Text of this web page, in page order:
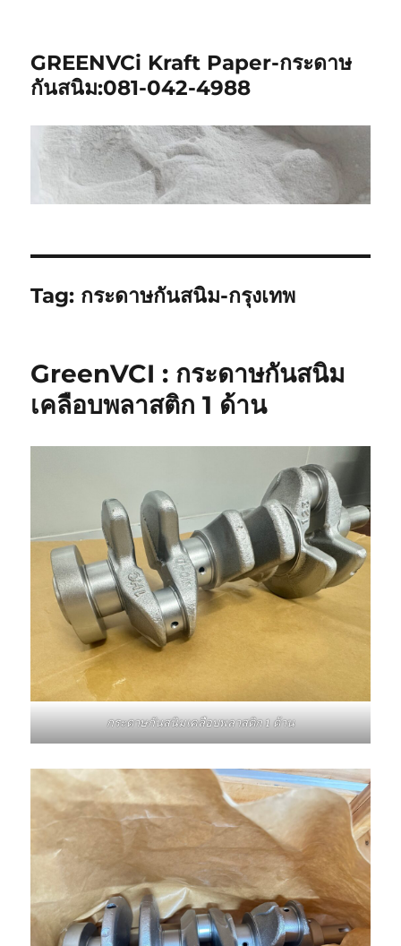
GREENVCi Kraft Paper-กระดาษ
กันสนิม:081-042-4988
Tag: กระดาษกันสนิม-กรุงเทพ
GreenVCI : กระดาษกันสนิม
เคลือบพลาสติก 1 ด้าน
กระดาษกันสนิมเคลือบพลาสติก 1 ด้าน